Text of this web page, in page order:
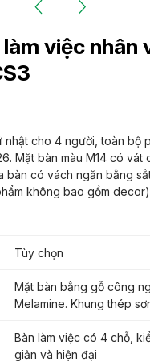
việc nhân
nhật cho 4 người, toàn bộ
Mặt bàn màu M14 có vát
bàn có vách ngăn bằng
không bao gồm decor)
Tùy chọn
Mặt bàn bằng gỗ công
Melamine. Khung thép
Bàn làm việc có 4 chỗ,
giản và hiện đại